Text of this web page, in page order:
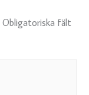
Obligatoriska fält